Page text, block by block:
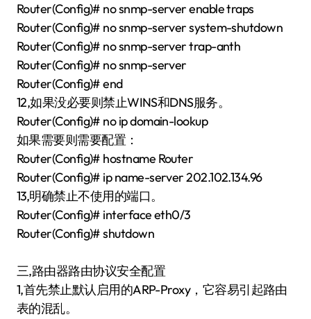
Router(Config)# no snmp-server enable traps
Router(Config)# no snmp-server system-shutdown
Router(Config)# no snmp-server trap-anth
Router(Config)# no snmp-server
Router(Config)# end
12,如果没必要则禁止WINS和DNS服务。
Router(Config)# no ip domain-lookup
如果需要则需要配置：
Router(Config)# hostname Router
Router(Config)# ip name-server 202.102.134.96
13,明确禁止不使用的端口。
Router(Config)# interface eth0/3
Router(Config)# shutdown
三,路由器路由协议安全配置
1,首先禁止默认启用的ARP-Proxy，它容易引起路由
表的混乱。